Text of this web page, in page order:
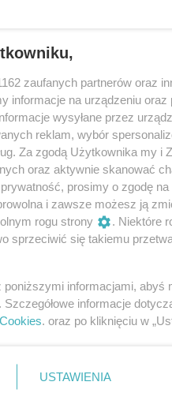
zaufanych partnerów oraz
informacje na urządzeniu
wysyłane przez
reklam, wybór
Za zgodą Użytkownika my i
oraz aktywnie skanować
prosimy o zgodę
i zawsze możesz ją
rogu strony
. Niektóre
sprzeciwić się takiemu
poniższymi informacjami,
Szczegółowe informacje
Cookies. oraz po kliknięciu w
USTAWIENIA